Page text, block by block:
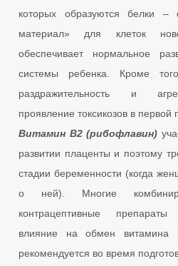
которых образуются белки –
материал» для клеток
обеспечивает нормальное
системы ребенка. Кроме
раздражительность и
проявление токсикозов в первой
Витамин В2 (рибофлавин)
развитии плаценты и поэтому
стадии беременности (когда
о ней). Многие
контрацептивные
влияние на обмен витамина
рекомендуется во время